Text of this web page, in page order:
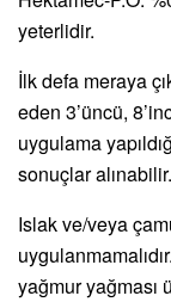
yeterlidir.
İlk defa meraya
eden 3’üncü,
uygulama
sonuçlar alınabilir.
Islak ve/veya
yağmur